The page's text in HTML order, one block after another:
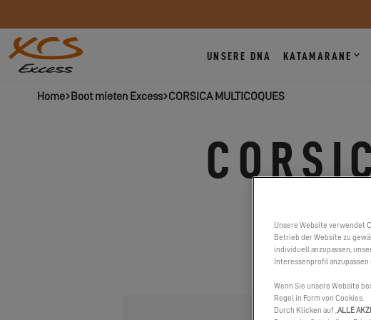
UNSERE DNA KATAMARANE
Home Boot mieten Excess CORSICA MULTICOQUES
Unsere Website verwendet
Betrieb der Website zu
individuell anzupassen,
Interessenprofil
Wenn Sie unsere Website
Regel in Form von Cookies.
Durch Klicken auf „ ALLE